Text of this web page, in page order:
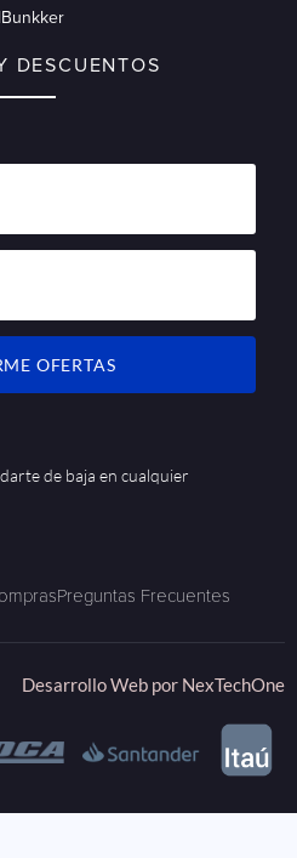
DESCUENTOS
OFERTAS
de baja en cualquier
Preguntas Frecuentes
Desarrollo Web por NexTechOne